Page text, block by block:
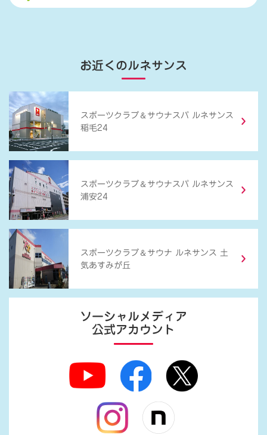
お近くのルネサンス
スポーツクラブ ＆ サウナスパ ルネサンス
稲毛24
スポーツクラブ ＆ サウナスパ ルネサンス
浦安24
スポーツクラブ ＆ サウナ ルネサンス 土
気あすみが丘
ソーシャルメディア
公式アカウント